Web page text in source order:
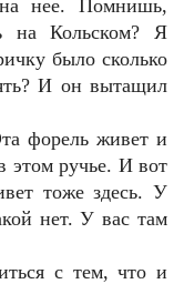
на нее. Помнишь,
на Кольском? Я
было сколько
И он вытащил
форель живет и
этом ручье. И вот
тоже здесь. У
нет. У вас там
с тем, что и